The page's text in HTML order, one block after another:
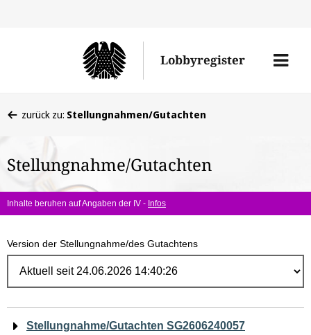
Lobbyregister
Menü
befinden
hier:
zurück zu: Stellungnahmen/Gutachten
Stellungnahme/Gutachten
Inhalte beruhen auf Angaben der IV - Infos
Version der Stellungnahme/des Gutachtens
Navigation
Stellungnahme/Gutachten SG2606240057